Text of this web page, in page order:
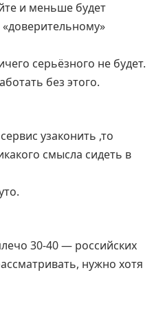
и меньше будет
серьёзного не будет.
без этого.
узаконить ,то
смысла сидеть в
30-40 — российских
нужно хотя